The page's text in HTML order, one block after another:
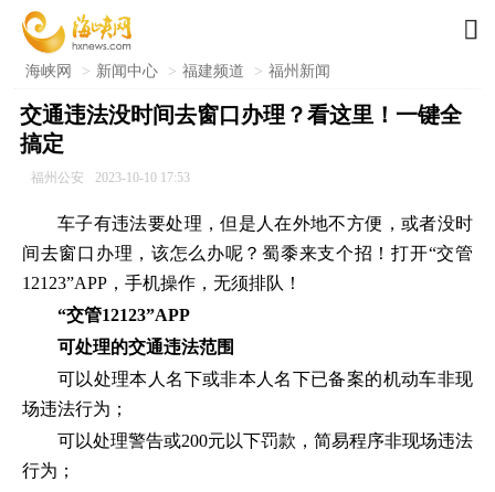

海峡网 > 新闻中心 > 福建频道 > 福州新闻
交通违法没时间去窗口办理？看这里！一键全
搞定
福州公安 2023-10-10 17:53
车子有违法要处理，但是人在外地不方便，或者没时
间去窗口办理，该怎么办呢？蜀黍来支个招！打开“交管
12123”APP，手机操作，无须排队！
“交管12123”APP
可处理的交通违法范围
可以处理本人名下或非本人名下已备案的机动车非现
场违法行为；
可以处理警告或200元以下罚款，简易程序非现场违法
行为；